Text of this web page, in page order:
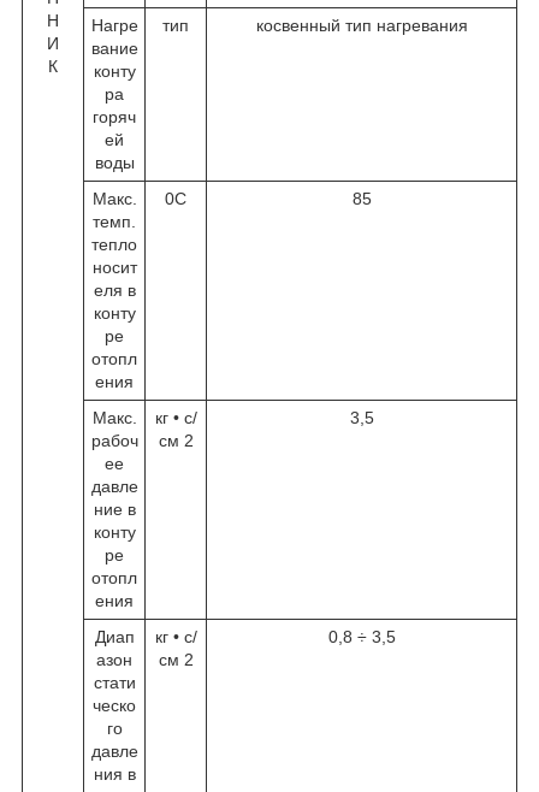
Н
И
К
Нагре
вание
конту
ра
горяч
ей
воды
тип косвенный тип нагревания
Макс.
темп.
тепло
носит
еля в
конту
ре
отопл
ения
0С 85
Макс.
рабоч
ее
давле
ние в
конту
ре
отопл
ения
кг • с/
см 2
3,5
Диап
азон
стати
ческо
го
давле
ния в
кг • с/
см 2
0,8 ÷ 3,5